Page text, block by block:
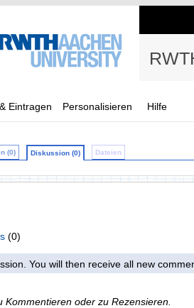
Eintragen Personalisieren Hilfe
(0) Diskussion (0) Dateien
(0)
You will then receive all new
Kommentieren oder zu Rezensieren.